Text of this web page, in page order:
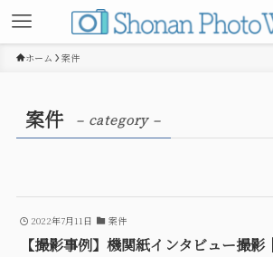
ホーム 案件
案件 – category –
2022年7月11日 案件
【撮影事例】機関紙インタビュー撮